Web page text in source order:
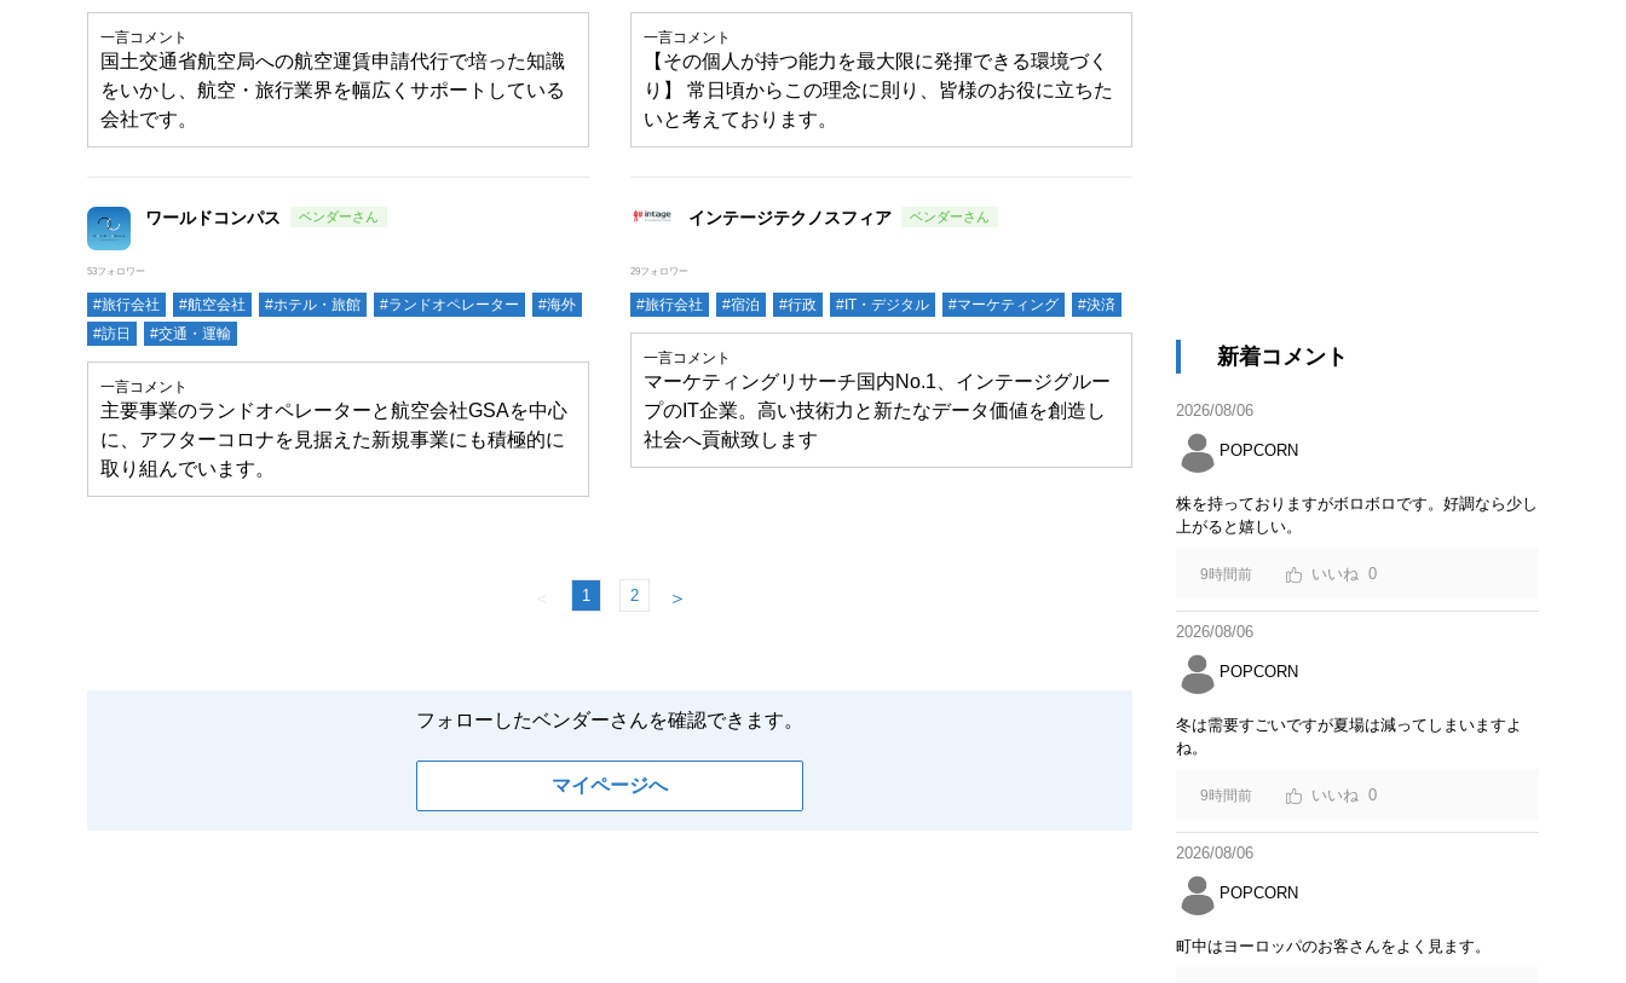
一言コメント
国土交通省航空局への航空運賃申請代行で培った知識
をいかし、航空・旅行業界を幅広くサポートしている
会社です。
一言コメント
【その個人が持つ能力を最大限に発揮できる環境づく
り】 常日頃からこの理念に則り、皆様のお役に立ちた
いと考えております。
ワールドコンパス
53フォロワー
#旅行会社 #航空会社 #ホテル・旅館 #ランドオペレーター
#海外
#訪日
#交通・運輸
一言コメント
主要事業のランドオペレーターと航空会社GSAを中心
に、アフターコロナを見据えた新規事業にも積極的に
取り組んでいます。
インテージテクノスフィア
29フォロワー
#旅行会社 #宿泊 #行政 #IT・デジタル #マーケティング #決済
一言コメント
マーケティングリサーチ国内No.1、インテージグルー
プのIT企業。高い技術力と新たなデータ価値を創造し
社会へ貢献致します
＜ 1 2 ＞
フォローしたベンダーさんを確認できます。
マイページへ
新着コメント
2026/08/06
POPCORN
株を持っておりますがボロボロです。好調なら少し
上がると嬉しい。
9時間前 0
2026/08/06
POPCORN
冬は需要すごいですが夏場は減ってしまいますよ
ね。
9時間前 0
2026/08/06
POPCORN
町中はヨーロッパのお客さんをよく見ます。